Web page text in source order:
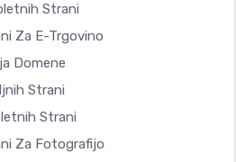
Strani
Za E-Trgovino
Domene
Strani
Strani
Za Fotografijo